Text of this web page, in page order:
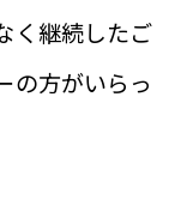
く継続したご
の方がいらっ